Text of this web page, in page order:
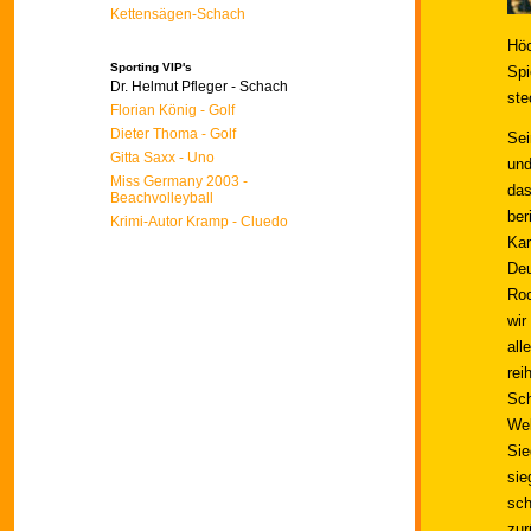
wir
Kettensägen-Schach
Sporting VIP's
Navigation
überspringen
Dr. Helmut Pfleger - Schach
Florian König - Golf
Dieter Thoma - Golf
Gitta Saxx - Uno
Miss Germany 2003 -
Beachvolleyball
Krimi-Autor Kramp - Cluedo